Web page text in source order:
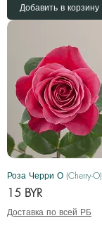
Добавить в корзину
Роза Черри О (Cherry-O)
Цена
15 BYR
Доставка по всей РБ